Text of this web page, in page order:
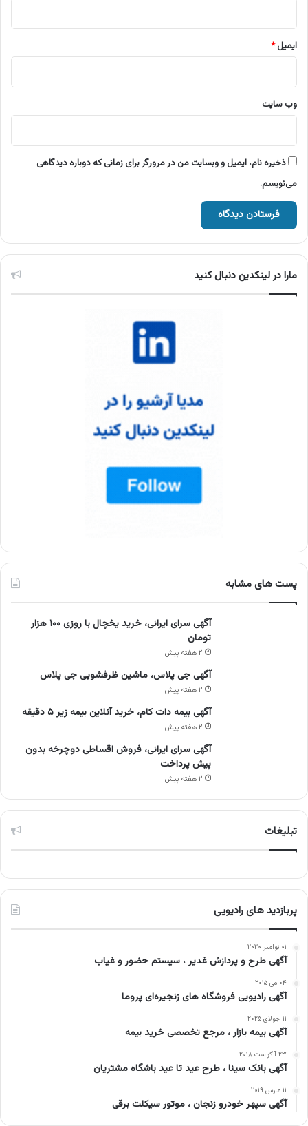
ایمیل*
وب‌ سایت
ذخیره نام، ایمیل و وبسایت من در مرورگر برای زمانی که دوباره دیدگاهی
می‌نویسم.
مارا در لینکدین دنبال کنید
پست های مشابه
آگهی سرای ایرانی، خرید یخچال با روزی ۱۰۰ هزار
تومان
۲ هفته پیش
آگهی جی پلاس، ماشین ظرفشویی جی پلاس
۲ هفته پیش
آگهی بیمه دات کام، خرید آنلاین بیمه زیر ۵ دقیقه
۲ هفته پیش
آگهی سرای ایرانی، فروش اقساطی دوچرخه بدون
پیش پرداخت
۲ هفته پیش
تبلیغات
پربازدید های رادیویی
۰۱ نوامبر ۲۰۲۰
آگهی طرح و پردازش غدیر ، سیستم حضور و غیاب
۰۴ می ۲۰۱۵
آگهی رادیویی فروشگاه های زنجیره‌ای پروما
۱۱ جولای ۲۰۲۵
آگهی بیمه بازار ، مرجع تخصصی خرید بیمه
۲۳ آگوست ۲۰۱۸
آگهی بانک سینا ، طرح عید تا عید باشگاه مشتریان
۱۱ مارس ۲۰۱۹
آگهی سپهر خودرو زنجان ، موتور سیکلت برقی